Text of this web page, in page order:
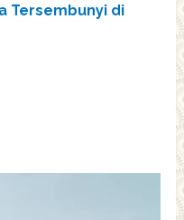
Tersembunyi di